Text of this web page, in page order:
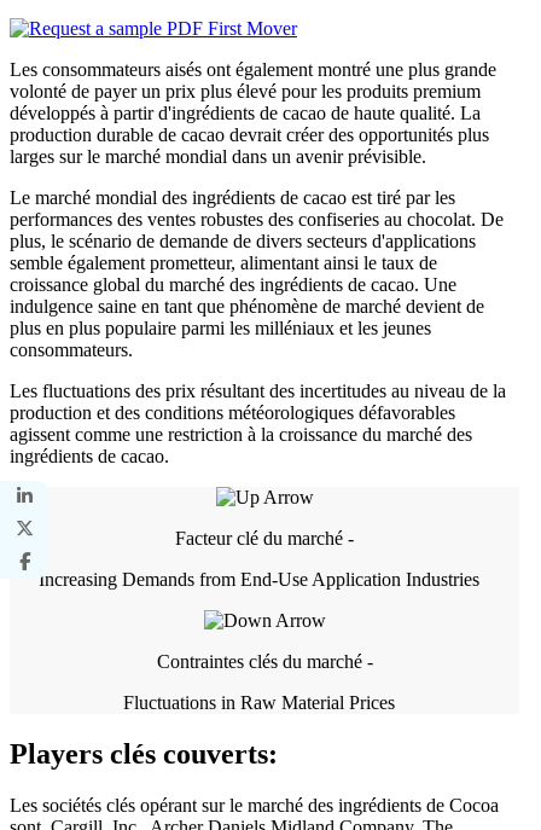
Les consommateurs aisés ont également montré une plus grande
volonté de payer un prix plus élevé pour les produits premium
développés à partir d'ingrédients de cacao de haute qualité. La
production durable de cacao devrait créer des opportunités plus
larges sur le marché mondial dans un avenir prévisible.
Le marché mondial des ingrédients de cacao est tiré par les
performances des ventes robustes des confiseries au chocolat. De
plus, le scénario de demande de divers secteurs d'applications
semble également prometteur, alimentant ainsi le taux de
croissance global du marché des ingrédients de cacao. Une
indulgence saine en tant que phénomène de marché devient de
plus en plus populaire parmi les milléniaux et les jeunes
consommateurs.
Les fluctuations des prix résultant des incertitudes au niveau de la
production et des conditions météorologiques défavorables
agissent comme une restriction à la croissance du marché des
ingrédients de cacao.
Facteur clé du marché -
Increasing Demands from End-Use Application Industries
Contraintes clés du marché -
Fluctuations in Raw Material Prices
Players clés couverts:
Les sociétés clés opérant sur le marché des ingrédients de Cocoa